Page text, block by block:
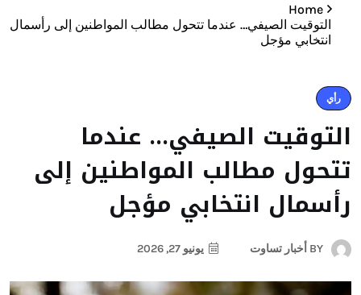
Home
التوقيت الصيفي… عندما تتحول مطالب المواطنين إلى رأسمال
انتخابي مؤجل
رأي
التوقيت الصيفي… عندما
تتحول مطالب المواطنين إلى
رأسمال انتخابي مؤجل
BY أخبار تساوت يونيو 27, 2026